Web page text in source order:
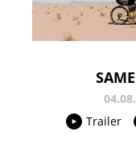
Trailer